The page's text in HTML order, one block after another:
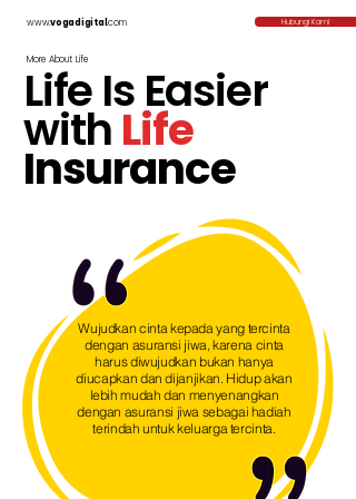
www.vogadigital.com Hubungi Kami
More About Life
Life Is Easier
with Life
Insurance
Wujudkan cinta kepada yang tercinta
dengan asuransi jiwa, karena cinta
harus diwujudkan bukan hanya
diucapkan dan dijanjikan. Hidup akan
lebih mudah dan menyenangkan
dengan asuransi jiwa sebagai hadiah
terindah untuk keluarga tercinta.